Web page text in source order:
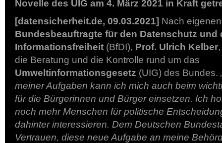
Novelle des UIG am 4. März 2021 in Kraft
[datensicherheit.de, 09.03.2021] Nach
Bundesbeauftragte für den Datenschutz und
Informationsfreiheit (BfDI), Prof. Ulrich Kelber
die Beratung und die Kontrolle rund um das
Umweltinformationsgesetz (UIG) des Bundes.
meiner Aufgaben kann ich mich auch beim
für die Bürgerinnen und Bürger einsetzen. Ich
noch mehr Menschen für politische
dahinter interessieren. Dem Deutschen
Vertrauen, diese neue Aufgabe an meine